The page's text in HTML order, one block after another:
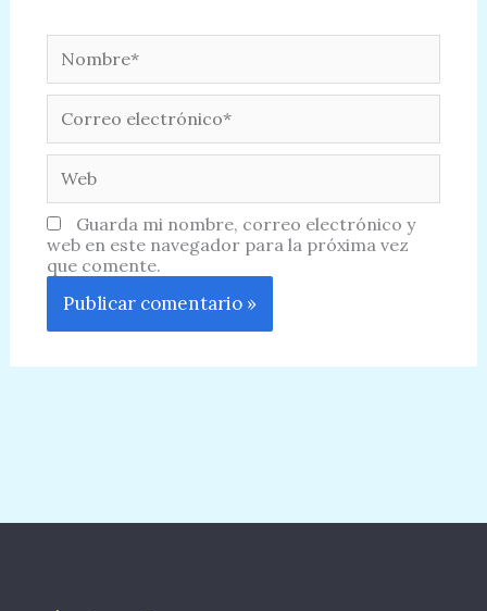
electrónico*
Guarda mi nombre, correo electrónico y
web en este navegador para la próxima vez
que comente.